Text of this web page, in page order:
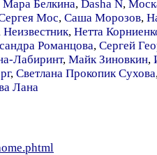
Мара Белкина, Dasha N,
Мос, Саша Морозов,
Неизвестник, Нетта
Романцова, Сергей
Лабиринт, Майк Зиновкин,
, Светлана Прокопик Сухова
Лана